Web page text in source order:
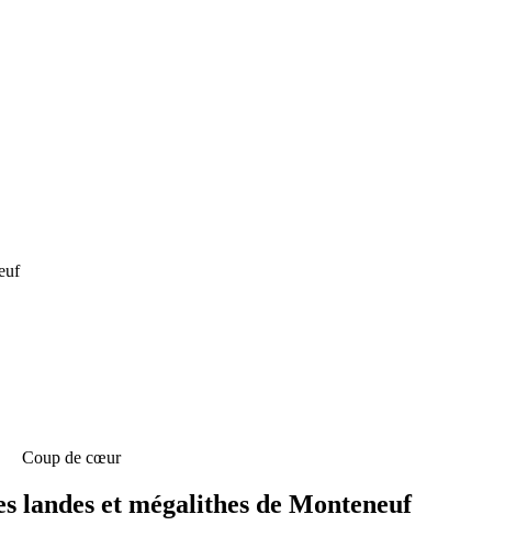
Coup de cœur
landes et mégalithes de Monteneuf